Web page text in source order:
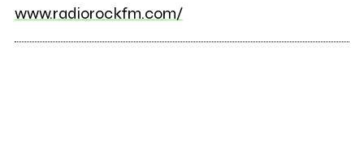
www.radiorockfm.com/